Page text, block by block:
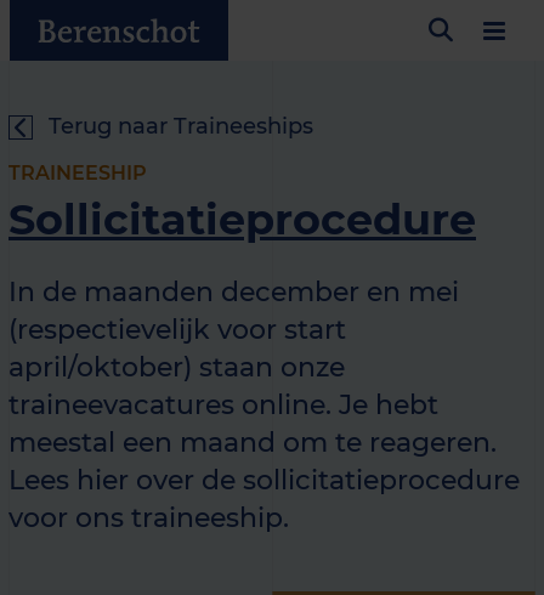
Terug naar Traineeships
TRAINEESHIP
Sollicitatieprocedure
In de maanden december en mei
(respectievelijk voor start
april/oktober) staan onze
traineevacatures online. Je hebt
meestal een maand om te reageren.
Lees hier over de sollicitatieprocedure
voor ons traineeship.